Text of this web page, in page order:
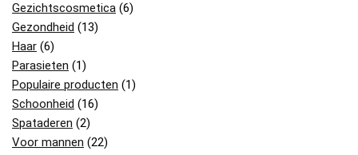
Gezichtscosmetica (6)
Gezondheid (13)
Haar (6)
Parasieten (1)
Populaire producten (1)
Schoonheid (16)
Spataderen (2)
Voor mannen (22)